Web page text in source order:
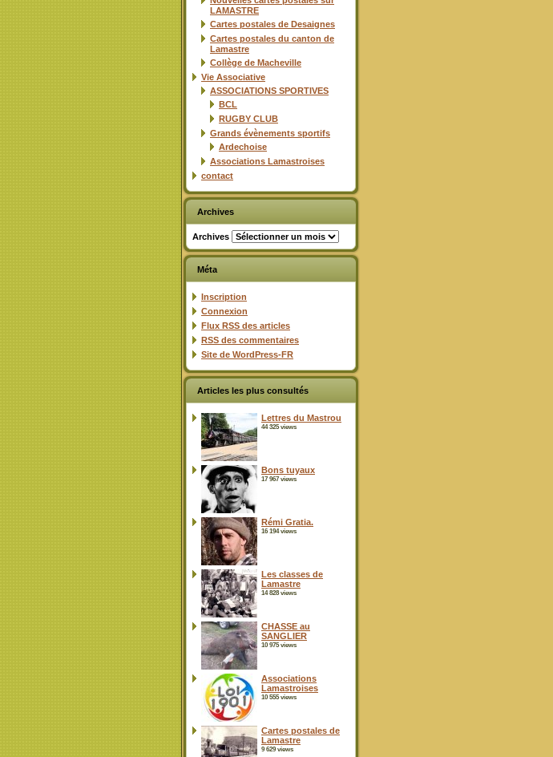
LAMASTRE
Cartes postales de Desaignes
Cartes postales du canton de
Lamastre
Collège de Macheville
Vie Associative
ASSOCIATIONS SPORTIVES
BCL
RUGBY CLUB
Grands évènements sportifs
Ardechoise
Associations Lamastroises
contact
Archives
Archives
Méta
Inscription
Connexion
Flux RSS des articles
RSS des commentaires
Site de WordPress-FR
Articles les plus consultés
Lettres du Mastrou
44 325 views
Bons tuyaux
17 967 views
Rémi Gratia.
16 194 views
Les classes de
Lamastre
14 828 views
CHASSE au
SANGLIER
10 975 views
Associations
Lamastroises
10 555 views
Cartes postales de
Lamastre
9 629 views